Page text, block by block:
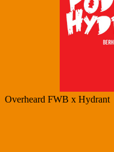
Overheard FWB x Hydrant